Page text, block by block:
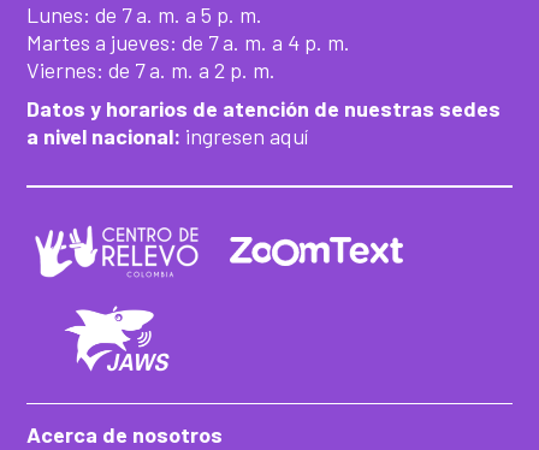
Lunes: de 7 a. m. a 5 p. m.
Martes a jueves: de 7 a. m. a 4 p. m.
Viernes: de 7 a. m. a 2 p. m.
Datos y horarios de atención de nuestras sedes
a nivel nacional: ingresen aquí
Acerca de nosotros